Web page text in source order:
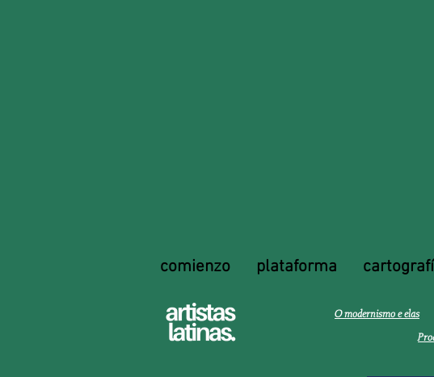
comienzo plataforma
O modernismo e elas